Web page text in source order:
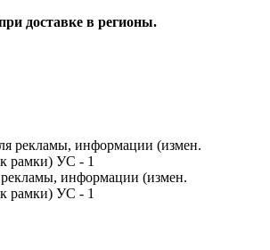
доставке в регионы.
рекламы, информации (измен.
рамки) УС - 1